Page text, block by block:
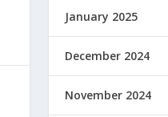
January 2025
December 2024
November 2024